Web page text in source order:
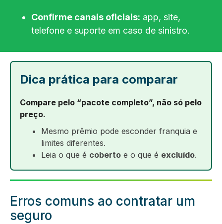
Confirme canais oficiais: app, site,
telefone e suporte em caso de sinistro.
Dica prática para comparar
Compare pelo “pacote completo”, não só pelo
preço.
Mesmo prêmio pode esconder franquia e
limites diferentes.
Leia o que é coberto e o que é excluído.
Erros comuns ao contratar um
seguro